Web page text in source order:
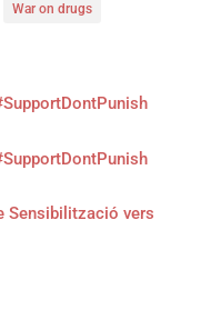
War on drugs
Sensibilització vers